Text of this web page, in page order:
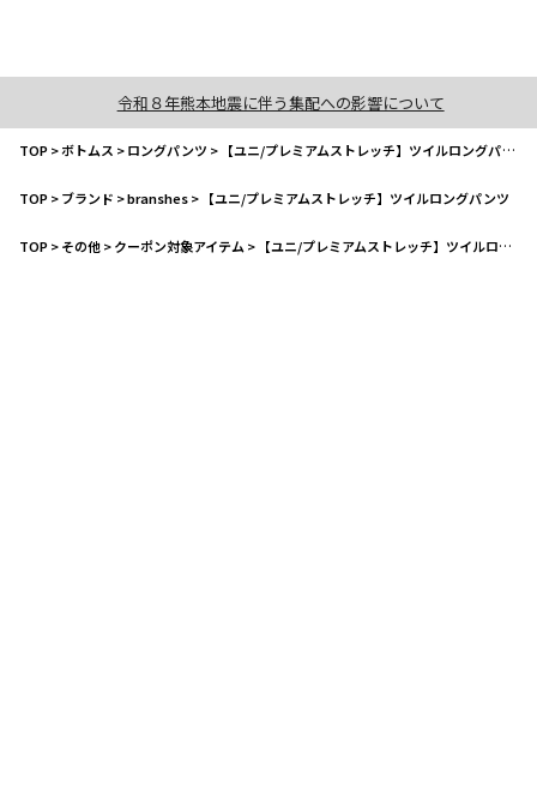
令和８年熊本地震に伴う集配への影響について
TOP>ボトムス >ロングパンツ > 【ユニ/プレミアムストレッチ】ツイルロングパンツ
TOP>ブランド >branshes> 【ユニ/プレミアムストレッチ】ツイルロングパンツ
TOP>その他>クーポン対象アイテム > 【ユニ/プレミアムストレッチ】ツイルロングパンツ